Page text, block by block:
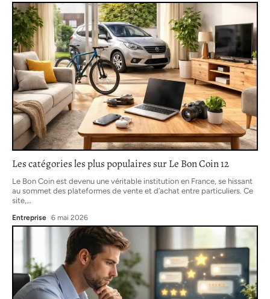
Les catégories les plus populaires sur Le Bon Coin 12
Le Bon Coin est devenu une véritable institution en France, se hissant
au sommet des plateformes de vente et d’achat entre particuliers. Ce
site,
Entreprise 6 mai 2026